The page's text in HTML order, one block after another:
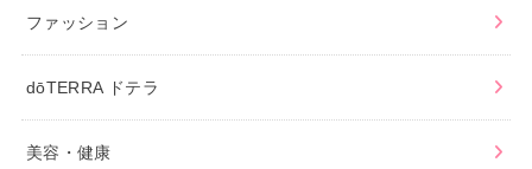
ファッション
dōTERRA ドテラ
美容・健康